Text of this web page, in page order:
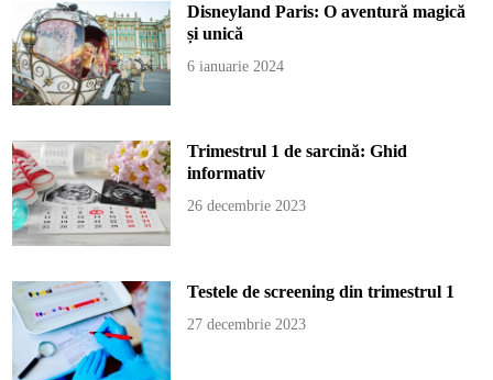
Disneyland Paris: O aventură magică
și unică
6 ianuarie 2024
Trimestrul 1 de sarcină: Ghid
informativ
26 decembrie 2023
Testele de screening din trimestrul 1
27 decembrie 2023